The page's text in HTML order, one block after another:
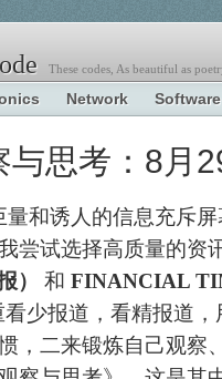
These codes, As beautiful as
Network Software
与思考：8月
量和诱人的信息充斥
尝试选择高质量的资
）
和 FINANCIAL
少报道，看精报道
，二来锻炼自己观察